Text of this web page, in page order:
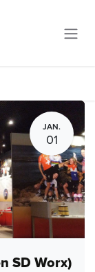
JAN.
01
SD Worx)